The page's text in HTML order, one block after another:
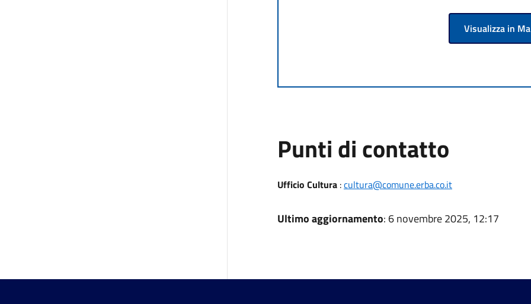
Visualizza in
Punti di contatto
Ufficio Cultura:cultura@comune.erba.co.it
Ultimo aggiornamento: 6 novembre 2025, 12:17